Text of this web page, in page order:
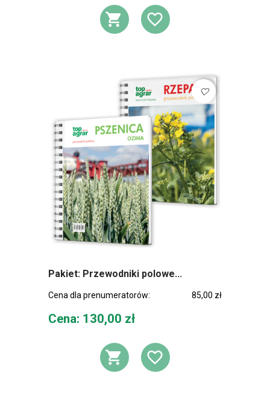
DODAJ DO
DODAJ DO
favorite_border
Pakiet: Przewodniki polowe...
Cena dla prenumeratorów: 85,00 zł
Cena
Cena: 130,00 zł
DODAJ DO
DODAJ DO